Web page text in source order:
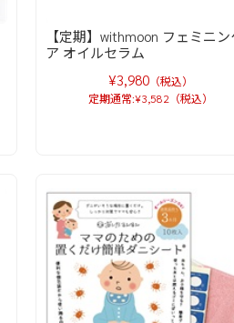
【定期】withmoon フェミニン
ア オイルセラム
¥3,980 （税込）
定期通常:¥3,582（税込）